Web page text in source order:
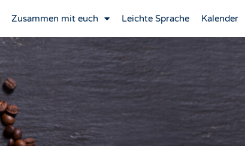
Zusammen mit euch Leichte Sprache Kalender